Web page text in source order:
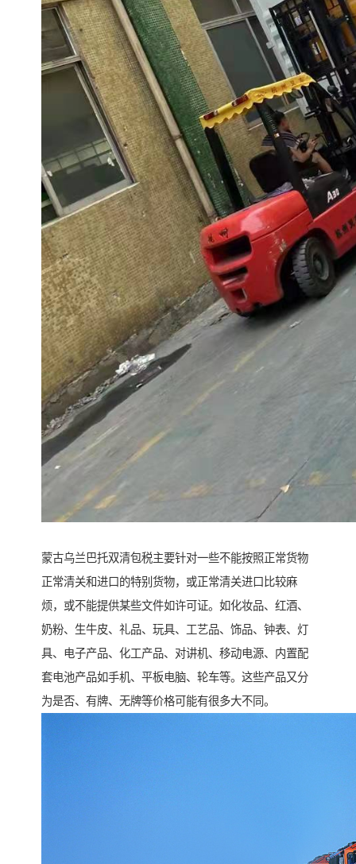
蒙古乌兰巴托双清包税主要针对一些不能按照正常货物
正常清关和进口的特别货物，或正常清关进口比较麻
烦，或不能提供某些文件如许可证。如化妆品、红酒、
奶粉、生牛皮、礼品、玩具、工艺品、饰品、钟表、灯
具、电子产品、化工产品、对讲机、移动电源、内置配
套电池产品如手机、平板电脑、轮车等。这些产品又分
为是否、有牌、无牌等价格可能有很多大不同。